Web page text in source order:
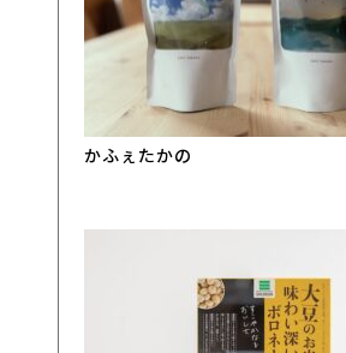
かふぇたかの